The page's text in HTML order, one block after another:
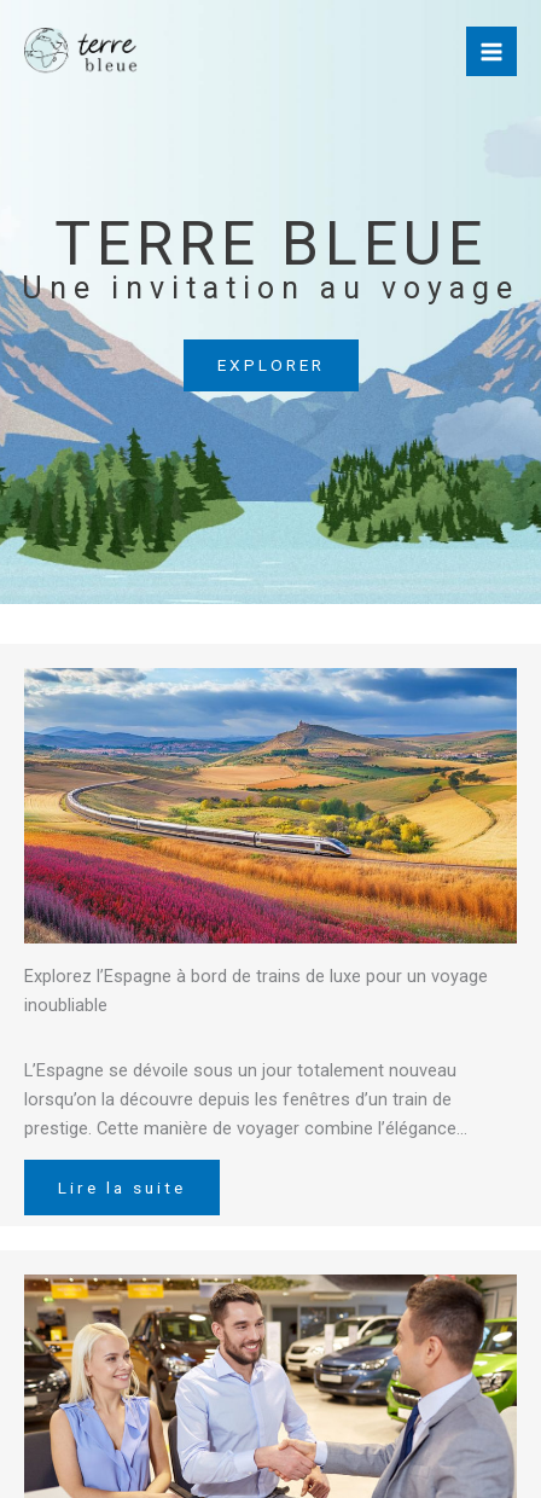
contenu
TERRE BLEUE​
Une invitation au voyage
EXPLORER
Explorez l’Espagne à bord de trains de luxe pour un voyage
inoubliable
L’Espagne se dévoile sous un jour totalement nouveau
lorsqu’on la découvre depuis les fenêtres d’un train de
prestige. Cette manière de voyager combine l’élégance…
Lire la suite